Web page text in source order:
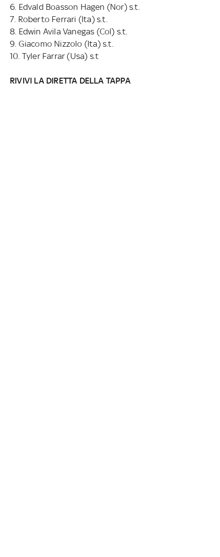
6. Edvald Boasson Hagen (Nor) s.t.
7. Roberto Ferrari (Ita) s.t.
8. Edwin Avila Vanegas (Col) s.t.
9. Giacomo Nizzolo (Ita) s.t.
10. Tyler Farrar (Usa) s.t
RIVIVI LA DIRETTA DELLA TAPPA